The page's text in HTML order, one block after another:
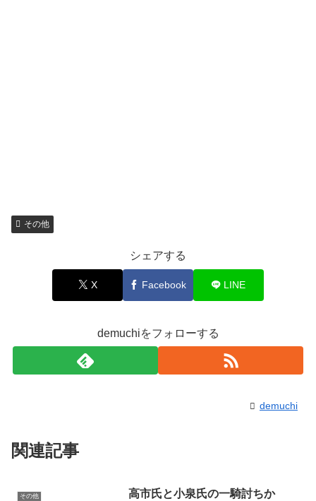
その他
シェアする
X Facebook LINE
demuchiをフォローする
demuchi
関連記事
その他 高市氏と小泉氏の一騎討ちか